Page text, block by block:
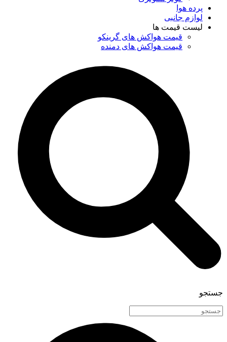
پرده هوا
لوازم جانبی
لیست قیمت ها
قیمت هواکش های گرینکو
قیمت هواکش های دمنده
جستجو